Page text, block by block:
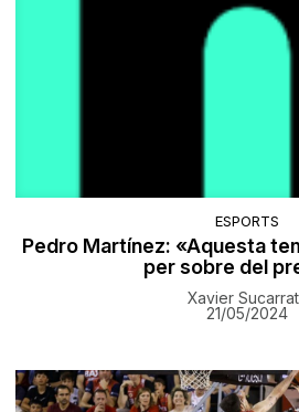
ESPORTS
Pedro Martínez: «Aquesta
per sobre del
Xavier
21/05/2024